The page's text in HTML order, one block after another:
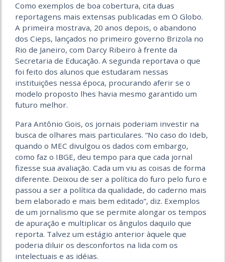
Como exemplos de boa cobertura, cita duas
reportagens mais extensas publicadas em O Globo.
A primeira mostrava, 20 anos depois, o abandono
dos Cieps, lançados no primeiro governo Brizola no
Rio de Janeiro, com Darcy Ribeiro à frente da
Secretaria de Educação. A segunda reportava o que
foi feito dos alunos que estudaram nessas
instituições nessa época, procurando aferir se o
modelo proposto lhes havia mesmo garantido um
futuro melhor.
Para Antônio Gois, os jornais poderiam investir na
busca de olhares mais particulares. “No caso do Ideb,
quando o MEC divulgou os dados com embargo,
como faz o IBGE, deu tempo para que cada jornal
fizesse sua avaliação. Cada um viu as coisas de forma
diferente. Deixou de ser a política do furo pelo furo e
passou a ser a política da qualidade, do caderno mais
bem elaborado e mais bem editado”, diz. Exemplos
de um jornalismo que se permite alongar os tempos
de apuração e multiplicar os ângulos daquilo que
reporta. Talvez um estágio anterior àquele que
poderia diluir os desconfortos na lida com os
intelectuais e as idéias.